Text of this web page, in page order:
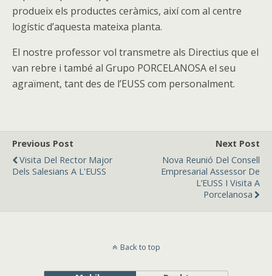
produeix els productes ceràmics, així com al centre
logístic d’aquesta mateixa planta.
El nostre professor vol transmetre als Directius que el
van rebre i també al Grupo PORCELANOSA el seu
agraïment, tant des de l’EUSS com personalment.
Previous Post
Visita Del Rector Major
Dels Salesians A L'EUSS
Next Post
Nova Reunió Del Consell
Empresarial Assessor De
L’EUSS I Visita A
Porcelanosa
Back to top